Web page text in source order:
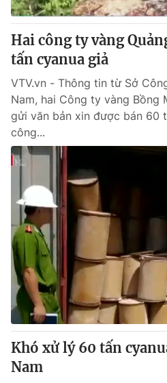
Hai công ty vàng
tấn cyanua giả
VTV.vn - Thông tin từ Sở
Nam, hai Công ty vàng Bồng
gửi văn bản xin được bán 60
công...
Khó xử lý 60 tấn
Nam